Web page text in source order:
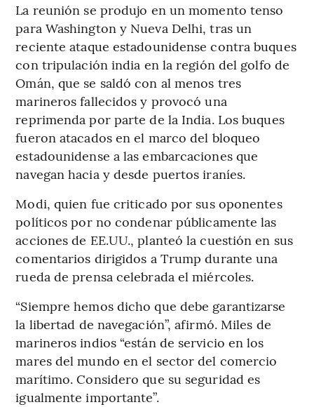
La reunión se produjo en un momento tenso
para Washington y Nueva Delhi, tras un
reciente ataque estadounidense contra buques
con tripulación india en la región del golfo de
Omán, que se saldó con al menos tres
marineros fallecidos y provocó una
reprimenda por parte de la India. Los buques
fueron atacados en el marco del bloqueo
estadounidense a las embarcaciones que
navegan hacia y desde puertos iraníes.
Modi, quien fue criticado por sus oponentes
políticos por no condenar públicamente las
acciones de EE.UU., planteó la cuestión en sus
comentarios dirigidos a Trump durante una
rueda de prensa celebrada el miércoles.
“Siempre hemos dicho que debe garantizarse
la libertad de navegación”, afirmó. Miles de
marineros indios “están de servicio en los
mares del mundo en el sector del comercio
marítimo. Considero que su seguridad es
igualmente importante”.